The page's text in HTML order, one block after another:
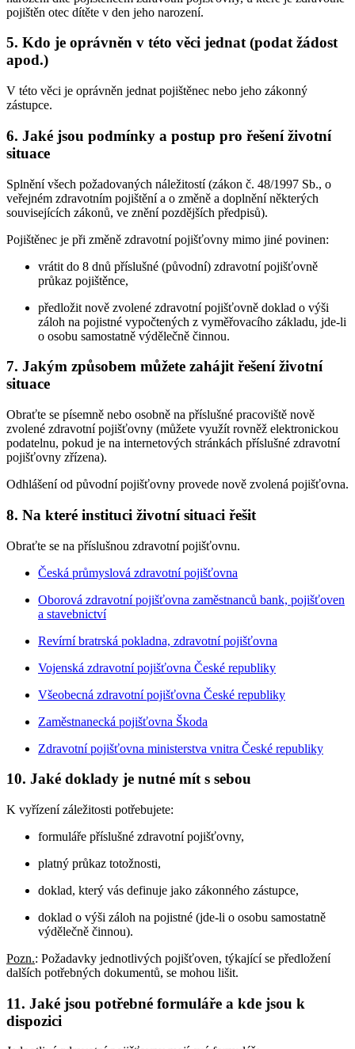
pojištěn otec dítěte v den jeho narození.
5. Kdo je oprávněn v této věci jednat (podat žádost
apod.)
V této věci je oprávněn jednat pojištěnec nebo jeho zákonný
zástupce.
6. Jaké jsou podmínky a postup pro řešení životní
situace
Splnění všech požadovaných náležitostí (zákon č. 48/1997 Sb., o
veřejném zdravotním pojištění a o změně a doplnění některých
souvisejících zákonů, ve znění pozdějších předpisů).
Pojištěnec je při změně zdravotní pojišťovny mimo jiné povinen:
vrátit do 8 dnů příslušné (původní) zdravotní pojišťovně
průkaz pojištěnce,
předložit nově zvolené zdravotní pojišťovně doklad o výši
záloh na pojistné vypočtených z vyměřovacího základu, jde-li
o osobu samostatně výdělečně činnou.
7. Jakým způsobem můžete zahájit řešení životní
situace
Obraťte se písemně nebo osobně na příslušné pracoviště nově
zvolené zdravotní pojišťovny (můžete využít rovněž elektronickou
podatelnu, pokud je na internetových stránkách příslušné zdravotní
pojišťovny zřízena).
Odhlášení od původní pojišťovny provede nově zvolená pojišťovna.
8. Na které instituci životní situaci řešit
Obraťte se na příslušnou zdravotní pojišťovnu.
Česká průmyslová zdravotní pojišťovna
Oborová zdravotní pojišťovna zaměstnanců bank, pojišťoven
a stavebnictví
Revírní bratrská pokladna, zdravotní pojišťovna
Vojenská zdravotní pojišťovna České republiky
Všeobecná zdravotní pojišťovna České republiky
Zaměstnanecká pojišťovna Škoda
Zdravotní pojišťovna ministerstva vnitra České republiky
10. Jaké doklady je nutné mít s sebou
K vyřízení záležitosti potřebujete:
formuláře příslušné zdravotní pojišťovny,
platný průkaz totožnosti,
doklad, který vás definuje jako zákonného zástupce,
doklad o výši záloh na pojistné (jde-li o osobu samostatně
výdělečně činnou).
Pozn.: Požadavky jednotlivých pojišťoven, týkající se předložení
dalších potřebných dokumentů, se mohou lišit.
11. Jaké jsou potřebné formuláře a kde jsou k
dispozici